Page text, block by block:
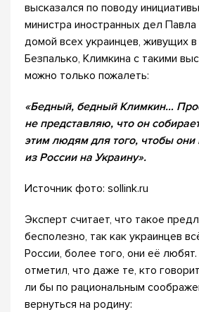
высказался по поводу
министра иностранных дел Павла
домой всех украинцев, живущих
Безпалько, Климкина с такими
можно только пожалеть:
«Бедный, бедный Климкин…
не представляю, что он
этим людям для того, чтобы они
из России на Украину».
Источник фото: sollink.ru
Эксперт считает, что такое
бесполезно, так как украинцев
России, более того, они её
отметил, что даже те, кто
ли бы по рациональным
вернуться на родину: